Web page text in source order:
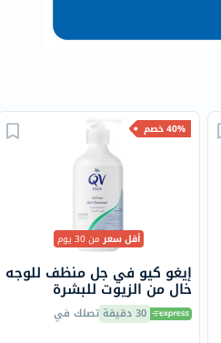
40% خصم
أقل سعرمن 30 يوم
إيغو كيو في جل منظف للوجه
خالٍ من الزيوت للبشرة
الحساسة، 200 مل
30 دقيقة تصلك في